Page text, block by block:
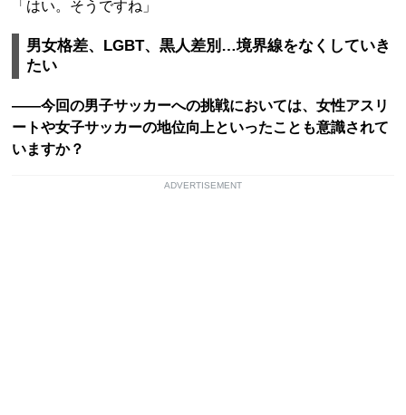
「はい。そうですね」
男女格差、LGBT、黒人差別…境界線をなくしていき
たい
――今回の男子サッカーへの挑戦においては、女性アスリ
ートや女子サッカーの地位向上といったことも意識されて
いますか？
ADVERTISEMENT